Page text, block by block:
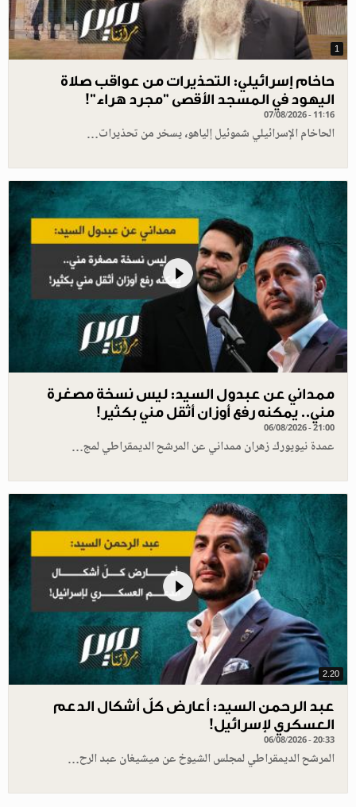
1
حاخام إسرائيلي: التحذيرات من عواقب صلاة
اليهود في المسجد الأقصى "مجرد هراء"!
07/08/2026 - 11:16
الحاخام الإسرائيلي شموئيل إلياهو، يسخر من تحذيرات…
ممداني عن عبدول السيد: ليس نسخة مصغرة
مني.. يمكنه رفع أوزان أثقل مني بكثير!
06/08/2026 - 21:00
عمدة نيويورك زهران ممداني عن المرشح الديمقراطي لمج…
2.20
عبد الرحمن السيد: أعارض كلّ أشكال الدعم
العسكري لإسرائيل!
06/08/2026 - 20:33
المرشح الديمقراطي لمجلس الشيوخ عن ميشيغان عبد الرح…